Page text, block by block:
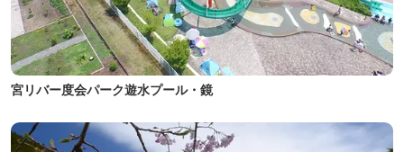
宮リバー度会パーク遊水プール・鏡